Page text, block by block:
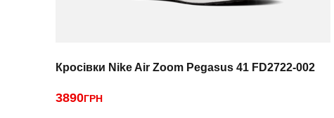
Кросівки Nike Air Zoom Pegasus 41 FD2722-002
3890ГРН